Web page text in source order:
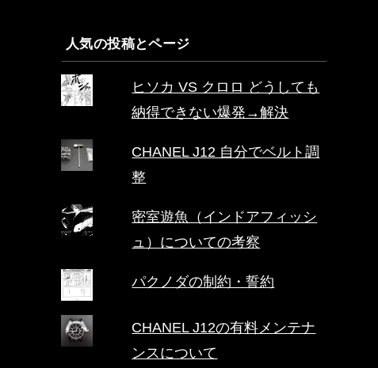
人気の投稿とページ
ヒソカ VS クロロ どうしても
納得できない爆発→解決
CHANEL J12 自分でベルト調
整
密室遊魚（インドアフィッシ
ュ）についての考察
パクノダの制約・誓約
CHANEL J12の有料メンテナ
ンスについて